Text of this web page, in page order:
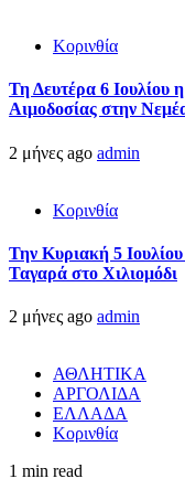
Κορινθία
Τη Δευτέρα 6 Ιουλίου
Αιμοδοσίας στην
2 μήνες ago admin
Κορινθία
Την Κυριακή 5
Ταγαρά στο Χιλιομόδι
2 μήνες ago admin
ΑΘΛΗΤΙΚΑ
ΑΡΓΟΛΙΔΑ
ΕΛΛΑΔΑ
Κορινθία
1 min read